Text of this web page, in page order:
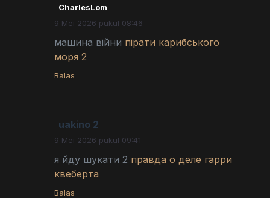
CharlesLom
9 Mei 2026 pukul 08:46
машина війни пірати карибського
моря 2
Balas
uakino 2
9 Mei 2026 pukul 09:41
я йду шукати 2 правда о деле гарри
квеберта
Balas